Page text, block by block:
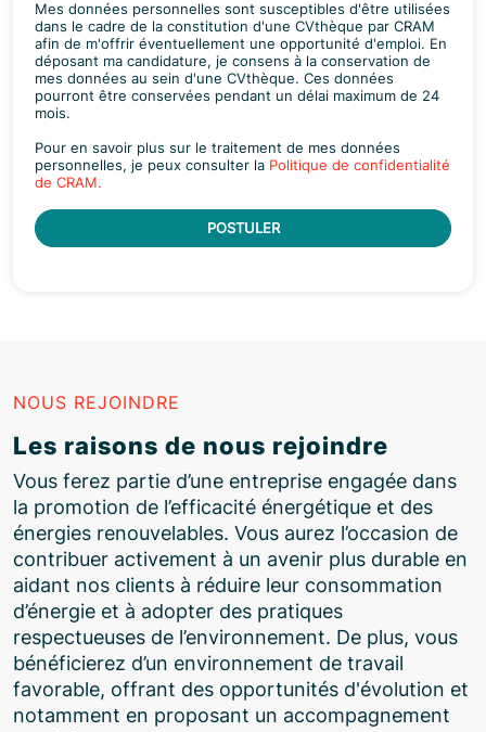
Mes données personnelles sont susceptibles d'être utilisées
dans le cadre de la constitution d'une CVthèque par CRAM
afin de m'offrir éventuellement une opportunité d'emploi. En
déposant ma candidature, je consens à la conservation de
mes données au sein d'une CVthèque. Ces données
pourront être conservées pendant un délai maximum de 24
mois.
Pour en savoir plus sur le traitement de mes données
personnelles, je peux consulter la Politique de confidentialité
de CRAM.
POSTULER
NOUS REJOINDRE
Les raisons de nous rejoindre
Vous ferez partie d’une entreprise engagée dans
la promotion de l’efficacité énergétique et des
énergies renouvelables. Vous aurez l’occasion de
contribuer activement à un avenir plus durable en
aidant nos clients à réduire leur consommation
d’énergie et à adopter des pratiques
respectueuses de l’environnement. De plus, vous
bénéficierez d’un environnement de travail
favorable, offrant des opportunités d'évolution et
notamment en proposant un accompagnement